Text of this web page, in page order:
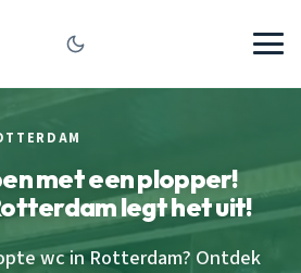
met een plopper!
legt het uit!
wc in Rotterdam? Ontdek